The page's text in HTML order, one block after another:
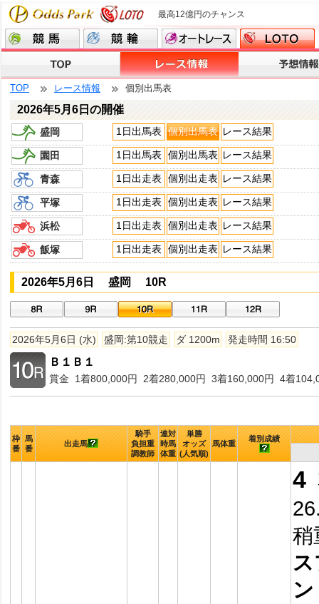
最高12億円のチャンス
TOP レース情報 個別出馬表
2026年5月6日の開催
盛岡 1日出馬表 個別出馬表 レース結果
園田 1日出馬表 個別出馬表 レース結果
青森 1日出走表 個別出走表 レース結果
平塚 1日出走表 個別出走表 レース結果
浜松 1日出走表 個別出走表 レース結果
飯塚 1日出走表 個別出走表 レース結果
2026年5月6日 盛岡 10R
2026年5月6日 (水) 盛岡:第10競走 ダ 1200m 発走時間 16:50
Ｂ１Ｂ１
賞金 1着800,000円 2着280,000円 3着160,000円 4着
枠
番
馬
番
出走馬
騎手
負担重
調教師
連対
時馬
体重
単勝
オッズ
(人気順)
馬体重
着別成績
4
稍